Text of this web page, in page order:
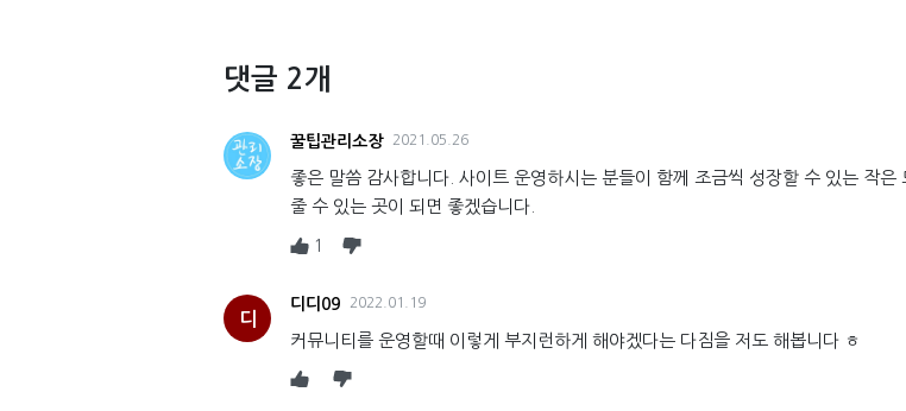
댓글 2개
꿀팁관리소장 2021.05.26
좋은 말씀 감사합니다. 사이트 운영하시는 분들이 함께 조금씩 성장할 수 있는 작은
줄 수 있는 곳이 되면 좋겠습니다.
1
디
디디09 2022.01.19
커뮤니티를 운영할때 이렇게 부지런하게 해야겠다는 다짐을 저도 해봅니다 ㅎ